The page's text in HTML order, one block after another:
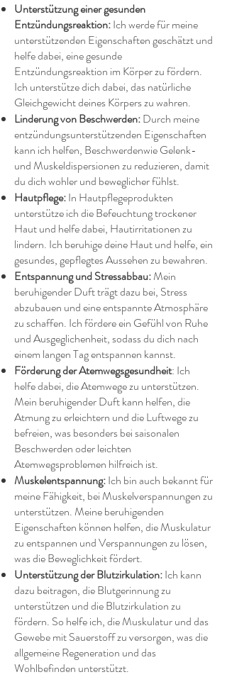
Unterstützung einer gesunden
Entzündungsreaktion:Ich werde für meine
unterstützenden Eigenschaften geschätzt und
helfe dabei, eine gesunde
Entzündungsreaktion im Körper zu fördern.
Ich unterstütze dich dabei, das natürliche
Gleichgewicht deines Körpers zu wahren.
Linderung von Beschwerden:Durch meine
entzündungsunterstützenden Eigenschaften
kann ich helfen, Beschwerdenwie Gelenk-
und Muskeldispersionen zu reduzieren, damit
du dich wohler und beweglicher fühlst.
Hautpflege:In Hautpflegeprodukten
unterstütze ich die Befeuchtung trockener
Haut und helfe dabei, Hautirritationen zu
lindern. Ich beruhige deine Haut und helfe, ein
gesundes, gepflegtes Aussehen zu bewahren.
Entspannung und Stressabbau:Mein
beruhigender Duft trägt dazu bei, Stress
abzubauen und eine entspannte Atmosphäre
zu schaffen. Ich fördere ein Gefühl von Ruhe
und Ausgeglichenheit, sodass du dich nach
einem langen Tag entspannen kannst.
Förderung der Atemwegsgesundheit: Ich
helfe dabei, die Atemwege zu unterstützen.
Mein beruhigender Duft kann helfen, die
Atmung zu erleichtern und die Luftwege zu
befreien, was besonders bei saisonalen
Beschwerden oder leichten
Atemwegsproblemen hilfreich ist.
Muskelentspannung:Ich bin auch bekannt für
meine Fähigkeit, bei Muskelverspannungen zu
unterstützen. Meine beruhigenden
Eigenschaften können helfen, die Muskulatur
zu entspannen und Verspannungen zu lösen,
was die Beweglichkeit fördert.
Unterstützung der Blutzirkulation:Ich kann
dazu beitragen, die Blutgerinnung zu
unterstützen und die Blutzirkulation zu
fördern. So helfe ich, die Muskulatur und das
Gewebe mit Sauerstoff zu versorgen, was die
allgemeine Regeneration und das
Wohlbefinden unterstützt.